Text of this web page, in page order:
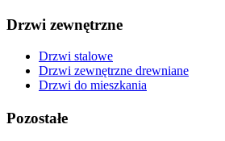
Drzwi zewnętrzne
Drzwi stalowe
Drzwi zewnętrzne drewniane
Drzwi do mieszkania
Pozostałe